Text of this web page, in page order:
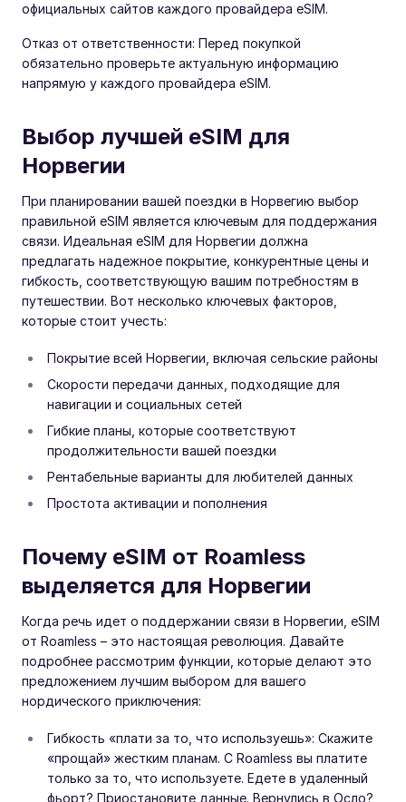
официальных сайтов каждого провайдера eSIM.
Отказ от ответственности: Перед покупкой
обязательно проверьте актуальную информацию
напрямую у каждого провайдера eSIM.
Выбор лучшей eSIM для
Норвегии
При планировании вашей поездки в Норвегию выбор
правильной eSIM является ключевым для поддержания
связи. Идеальная eSIM для Норвегии должна
предлагать надежное покрытие, конкурентные цены и
гибкость, соответствующую вашим потребностям в
путешествии. Вот несколько ключевых факторов,
которые стоит учесть:
Покрытие всей Норвегии, включая сельские районы
Скорости передачи данных, подходящие для
навигации и социальных сетей
Гибкие планы, которые соответствуют
продолжительности вашей поездки
Рентабельные варианты для любителей данных
Простота активации и пополнения
Почему eSIM от Roamless
выделяется для Норвегии
Когда речь идет о поддержании связи в Норвегии, eSIM
от Roamless – это настоящая революция. Давайте
подробнее рассмотрим функции, которые делают это
предложением лучшим выбором для вашего
нордического приключения:
Гибкость «плати за то, что используешь»: Скажите
«прощай» жестким планам. С Roamless вы платите
только за то, что используете. Едете в удаленный
фьорт? Приостановите данные. Вернулись в Осло?